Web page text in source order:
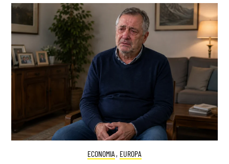
ECONOMIA , EUROPA